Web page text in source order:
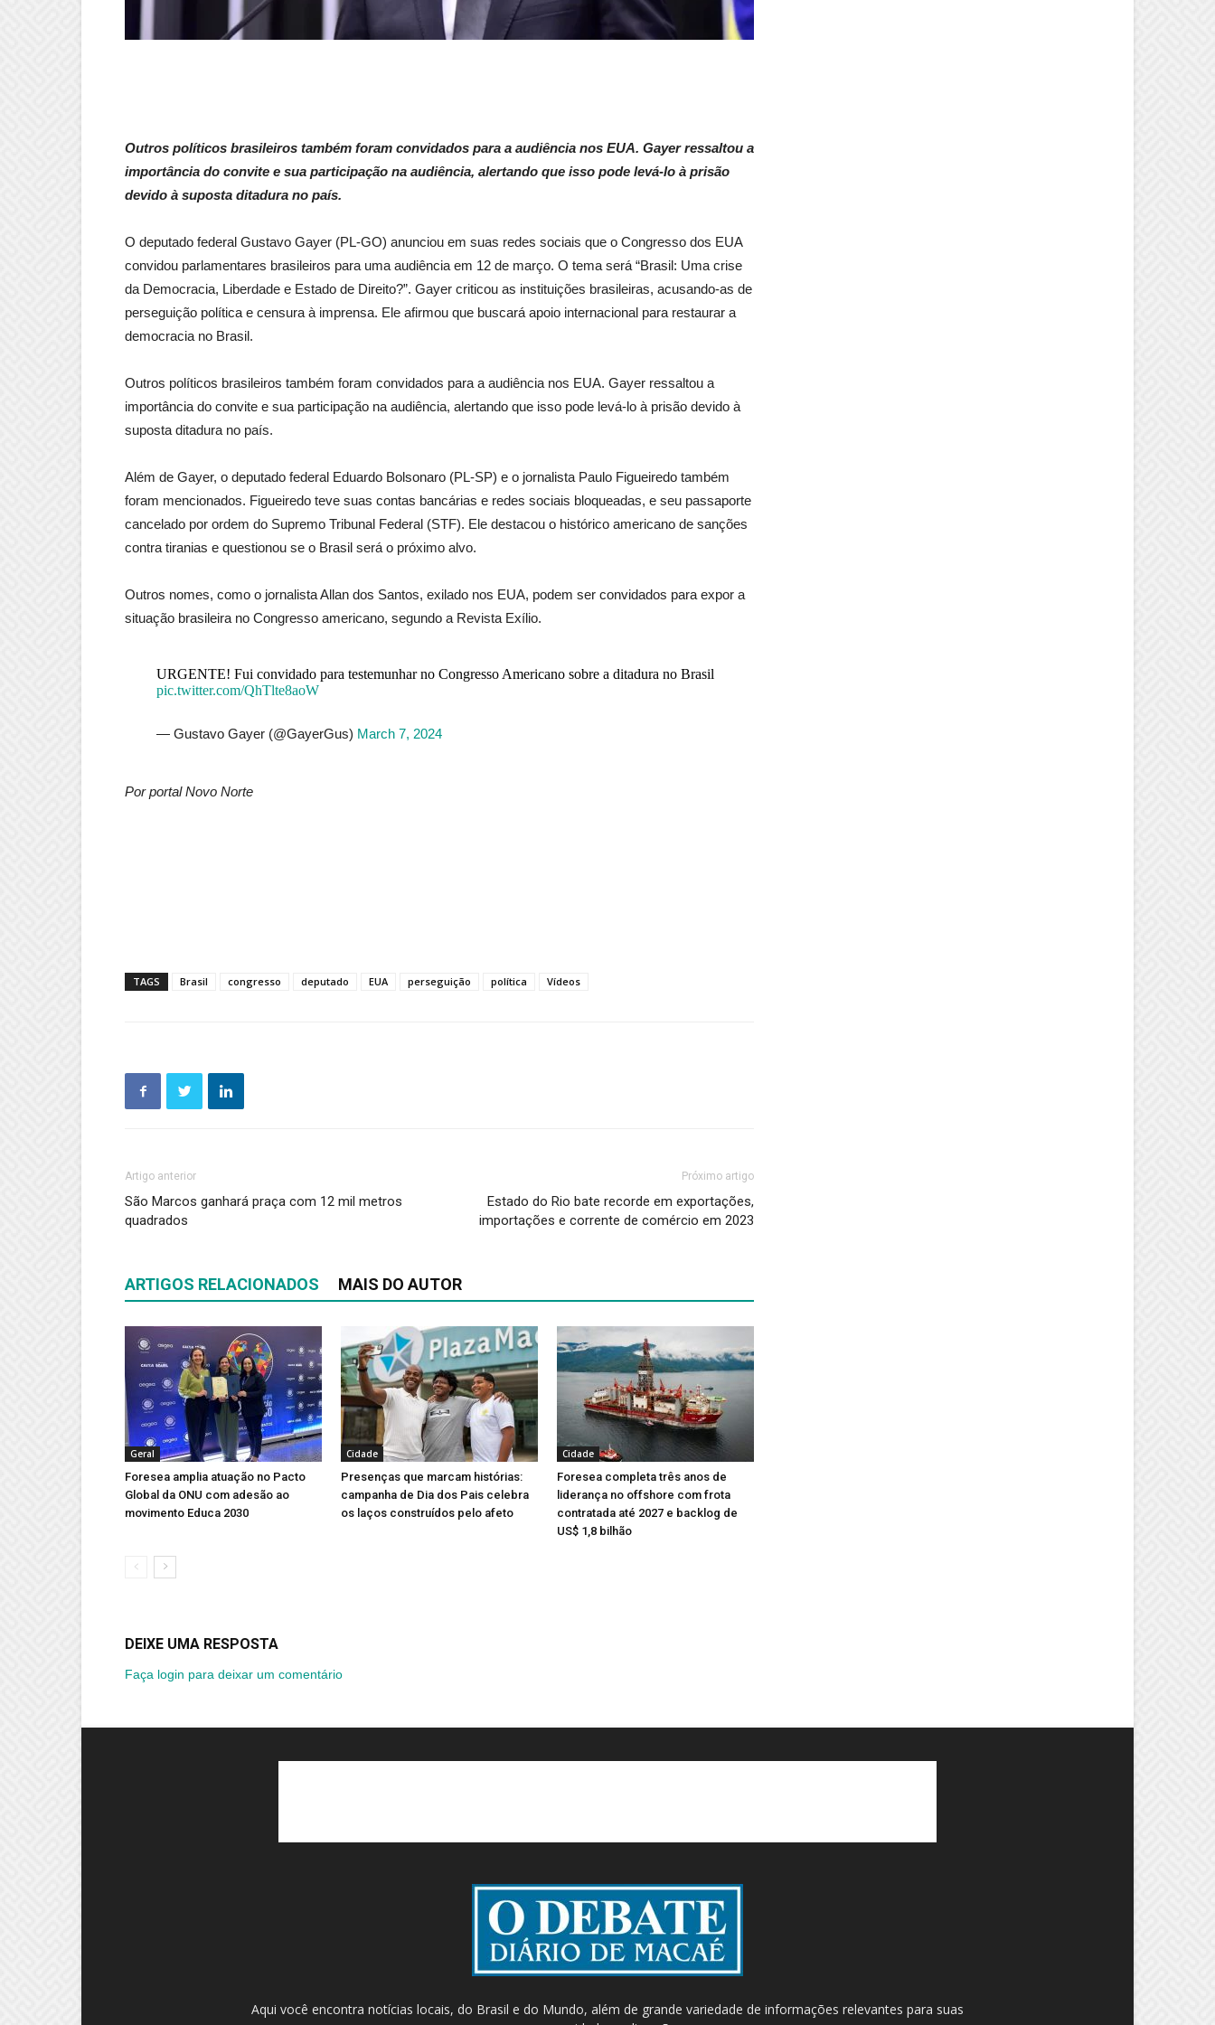
Outros políticos brasileiros também foram convidados para a audiência nos EUA. Gayer ressaltou a
importância do convite e sua participação na audiência, alertando que isso pode levá-lo à prisão
devido à suposta ditadura no país.
O deputado federal Gustavo Gayer (PL-GO) anunciou em suas redes sociais que o Congresso dos EUA
convidou parlamentares brasileiros para uma audiência em 12 de março. O tema será “Brasil: Uma crise
da Democracia, Liberdade e Estado de Direito?”. Gayer criticou as instituições brasileiras, acusando-as de
perseguição política e censura à imprensa. Ele afirmou que buscará apoio internacional para restaurar a
democracia no Brasil.
Outros políticos brasileiros também foram convidados para a audiência nos EUA. Gayer ressaltou a
importância do convite e sua participação na audiência, alertando que isso pode levá-lo à prisão devido à
suposta ditadura no país.
Além de Gayer, o deputado federal Eduardo Bolsonaro (PL-SP) e o jornalista Paulo Figueiredo também
foram mencionados. Figueiredo teve suas contas bancárias e redes sociais bloqueadas, e seu passaporte
cancelado por ordem do Supremo Tribunal Federal (STF). Ele destacou o histórico americano de sanções
contra tiranias e questionou se o Brasil será o próximo alvo.
Outros nomes, como o jornalista Allan dos Santos, exilado nos EUA, podem ser convidados para expor a
situação brasileira no Congresso americano, segundo a Revista Exílio.
URGENTE! Fui convidado para testemunhar no Congresso Americano sobre a ditadura no Brasil
pic.twitter.com/QhTlte8aoW
— Gustavo Gayer (@GayerGus) March 7, 2024
Por portal Novo Norte
TAGS Brasil congresso deputado EUA perseguição política Vídeos
Artigo anterior
São Marcos ganhará praça com 12 mil metros
quadrados
Próximo artigo
Estado do Rio bate recorde em exportações,
importações e corrente de comércio em 2023
ARTIGOS RELACIONADOS MAIS DO AUTOR
Geral
Foresea amplia atuação no Pacto
Global da ONU com adesão ao
movimento Educa 2030
Cidade
Presenças que marcam histórias:
campanha de Dia dos Pais celebra
os laços construídos pelo afeto
Cidade
Foresea completa três anos de
liderança no offshore com frota
contratada até 2027 e backlog de
US$ 1,8 bilhão
DEIXE UMA RESPOSTA
Faça login para deixar um comentário
Aqui você encontra notícias locais, do Brasil e do Mundo, além de grande variedade de informações relevantes para suas